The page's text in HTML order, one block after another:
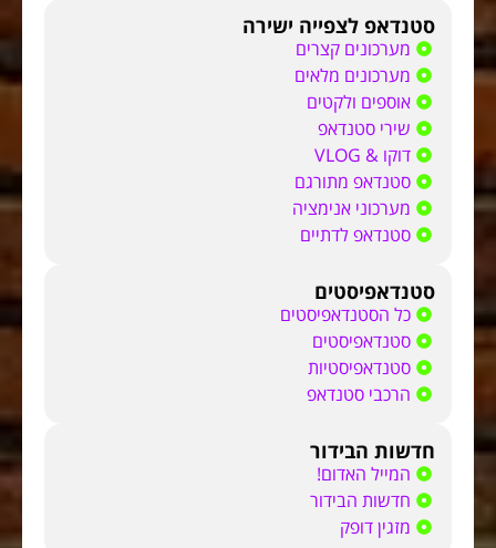
סטנדאפ לצפייה ישירה
מערכונים קצרים
מערכונים מלאים
אוספים ולקטים
שירי סטנדאפ
דוקו & VLOG
סטנדאפ מתורגם
מערכוני אנימציה
סטנדאפ לדתיים
סטנדאפיסטים
כל הסטנדאפיסטים
סטנדאפיסטים
סטנדאפיסטיות
הרכבי סטנדאפ
חדשות הבידור
המייל האדום!
חדשות הבידור
מזגין דופק